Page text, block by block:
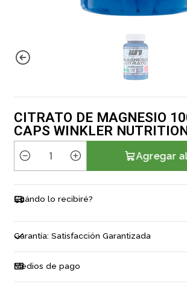
CITRATO DE MAGNESIO
CAPS WINKLER
t
i
d
a
d
Agregar
Cuándo lo recibiré?
Garantía: Satisfacción Garantizada
Medios de pago